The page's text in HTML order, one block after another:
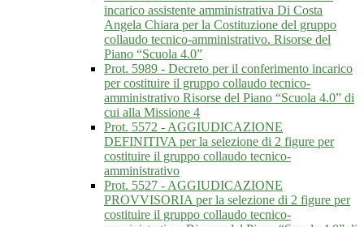
incarico assistente amministrativa Di Costa
Angela Chiara per la Costituzione del gruppo
collaudo tecnico-amministrativo. Risorse del
Piano “Scuola 4.0”
Prot. 5989 - Decreto per il conferimento incarico
per costituire il gruppo collaudo tecnico-
amministrativo Risorse del Piano “Scuola 4.0” di
cui alla Missione 4
Prot. 5572 - AGGIUDICAZIONE
DEFINITIVA per la selezione di 2 figure per
costituire il gruppo collaudo tecnico-
amministrativo
Prot. 5527 - AGGIUDICAZIONE
PROVVISORIA per la selezione di 2 figure per
costituire il gruppo collaudo tecnico-